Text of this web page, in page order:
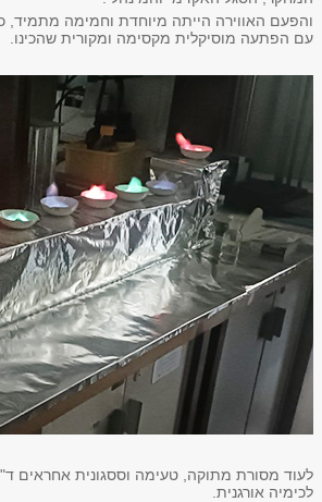
והפעם האווירה הייתה מיוחדת וחמימה
עם הפתעה מוסיקלית מקסימה ומקורית שהכינו.
לעוד מסורת מתוקה, טעימה וססגונית אחראים
לכימיה אורגנית.